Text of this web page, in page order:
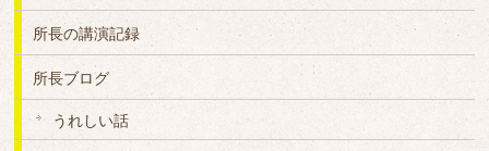
所長の講演記録
所長ブログ
うれしい話